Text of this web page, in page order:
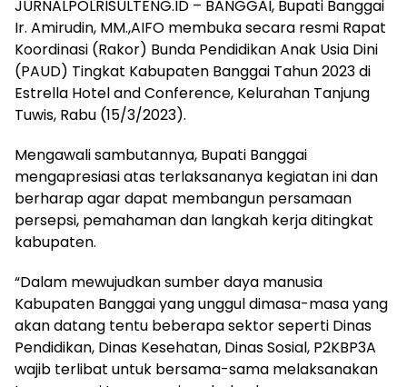
JURNALPOLRISULTENG.ID – BANGGAI, Bupati Banggai
Ir. Amirudin, MM.,AIFO membuka secara resmi Rapat
Koordinasi (Rakor) Bunda Pendidikan Anak Usia Dini
(PAUD) Tingkat Kabupaten Banggai Tahun 2023 di
Estrella Hotel and Conference, Kelurahan Tanjung
Tuwis, Rabu (15/3/2023).
Mengawali sambutannya, Bupati Banggai
mengapresiasi atas terlaksananya kegiatan ini dan
berharap agar dapat membangun persamaan
persepsi, pemahaman dan langkah kerja ditingkat
kabupaten.
“Dalam mewujudkan sumber daya manusia
Kabupaten Banggai yang unggul dimasa-masa yang
akan datang tentu beberapa sektor seperti Dinas
Pendidikan, Dinas Kesehatan, Dinas Sosial, P2KBP3A
wajib terlibat untuk bersama-sama melaksanakan